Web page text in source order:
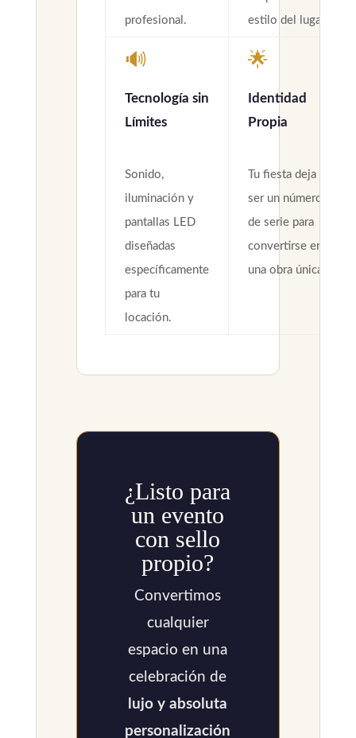
profesional.
estilo del lugar.
🔊
Tecnología sin
Límites
Sonido,
iluminación y
pantallas LED
diseñadas
específicamente
para tu
locación.
🌟
Identidad
Propia
Tu fiesta deja de
ser un número
de serie para
convertirse en
una obra única.
¿Listo para
un evento
con sello
propio?
Convertimos
cualquier
espacio en una
celebración de
lujo y absoluta
personalización